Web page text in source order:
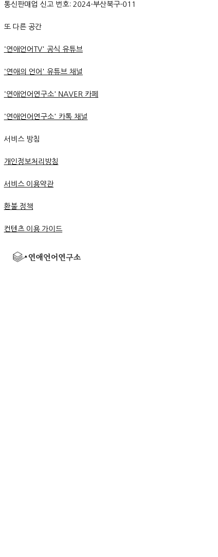
통신판매업 신고 번호: 2024-부산북구-011
또 다른 공간
'연애언어TV' 공식 유튜브
'연애의 언어' 유튜브 채널
'연애언어연구소' NAVER 카페
'연애언어연구소' 카톡 채널
서비스 방침
개인정보처리방침
서비스 이용약관
환불 정책
컨텐츠 이용 가이드